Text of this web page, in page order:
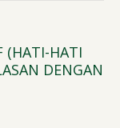
(HATI-HATI
DENGAN